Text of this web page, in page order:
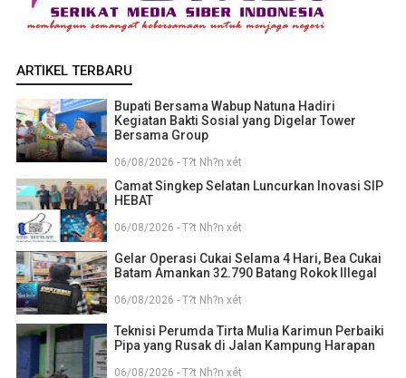
ARTIKEL TERBARU
Bupati Bersama Wabup Natuna Hadiri
Kegiatan Bakti Sosial yang Digelar Tower
Bersama Group
06/08/2026 - T?t Nh?n xét
Camat Singkep Selatan Luncurkan Inovasi SIP
HEBAT
06/08/2026 - T?t Nh?n xét
Gelar Operasi Cukai Selama 4 Hari, Bea Cukai
Batam Amankan 32.790 Batang Rokok Illegal
06/08/2026 - T?t Nh?n xét
Teknisi Perumda Tirta Mulia Karimun Perbaiki
Pipa yang Rusak di Jalan Kampung Harapan
06/08/2026 - T?t Nh?n xét